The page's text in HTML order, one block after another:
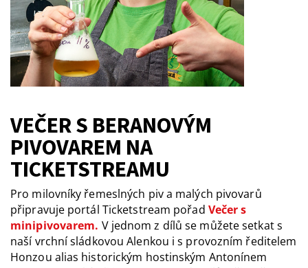
VEČER S BERANOVÝM
PIVOVAREM NA
TICKETSTREAMU
Pro milovníky řemeslných piv a malých pivovarů
připravuje portál Ticketstream pořad Večer s
minipivovarem. V jednom z dílů se můžete setkat s
naší vrchní sládkovou Alenkou i s provozním ředitelem
Honzou alias historickým hostinským Antonínem